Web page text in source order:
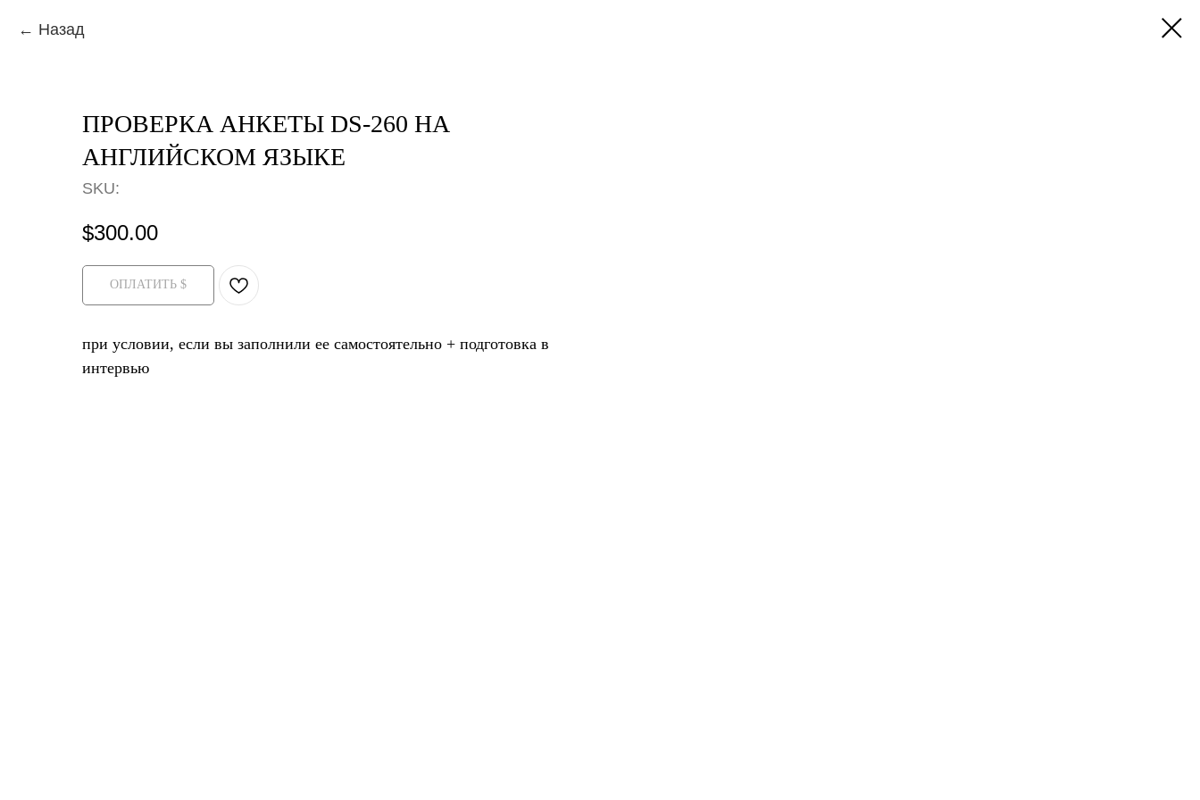
Назад
ПРОВЕРКА АНКЕТЫ DS-260 НА
АНГЛИЙСКОМ ЯЗЫКЕ
SKU:
$300.00
ОПЛАТИТЬ $
при условии, если вы заполнили ее самостоятельно + подготовка в
интервью